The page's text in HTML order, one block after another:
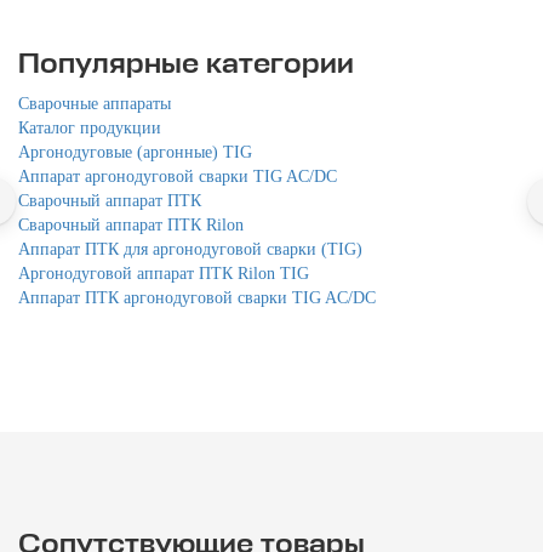
Популярные категории
Сварочные аппараты
Каталог продукции
Аргонодуговые (аргонные) TIG
Аппарат аргонодуговой сварки TIG AC/DC
Сварочный аппарат ПТК
Сварочный аппарат ПТК Rilon
Аппарат ПТК для аргонодуговой сварки (TIG)
Аргонодуговой аппарат ПТК Rilon TIG
Аппарат ПТК аргонодуговой сварки TIG AC/DC
Сопутствующие товары